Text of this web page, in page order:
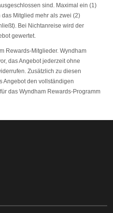
sind. Maximal ein (1)
Mitglied mehr als zwei (2)
Bei Nichtanreise wird der
gewertet.
Rewards-Mitglieder. Wyndham
das Angebot jederzeit ohne
Zusätzlich zu diesen
Angebot den vollständigen
für das Wyndham Rewards-Programm